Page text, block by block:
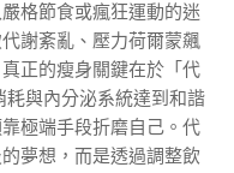
格節食或瘋狂運動的迷
謝紊亂、壓力荷爾蒙飆
正的瘦身關鍵在於「代
與內分泌系統達到和諧
極端手段折磨自己。代
夢想，而是透過調整飲